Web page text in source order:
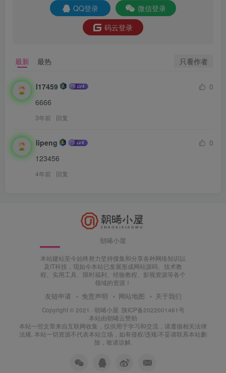
QQ登录
微信登录
码云登录
最新 最热 只看作者
l17459
0
6666
3年前 回复
lipeng
0
123456
4年前 回复
朝晞小屋
本站建站至今始终努力坚持搜集和分享各种网络知识以
及IT科技，现如今本站已发展形成网站源码、技术教
程、实用工具、限时福利、经验教程、影视资源等各个
领域的资源！
友链申请 免责声明 网站地图 关于我们
Copyright © 2021 · 朝晞小屋 陕ICP备2022001461号
本站由朝晞云赞助
本站一些文章来自互联网收集，仅供用于学习和交流，请遵循相关法律
法规. 本站一切资源不代表本站立场，如有侵权/违规/不妥请联系本站删
除，敬请谅解.